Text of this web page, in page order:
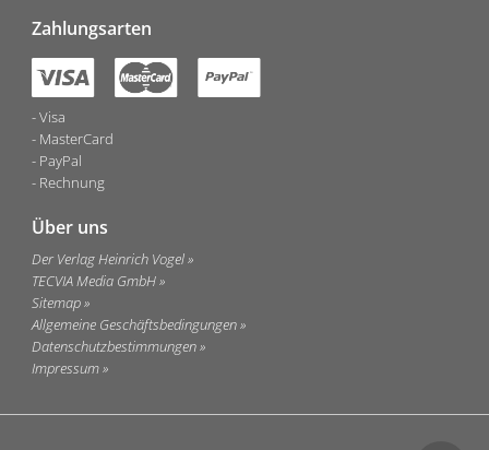
Zahlungsarten
Visa
MasterCard
PayPal
Rechnung
Über uns
Der Verlag Heinrich Vogel
TECVIA Media GmbH
Sitemap
Allgemeine Geschäftsbedingungen
Datenschutzbestimmungen
Impressum